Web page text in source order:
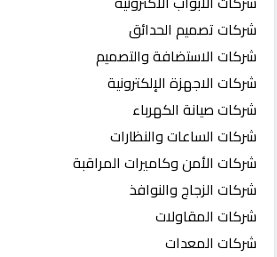
شركات تصميم الحدائق
شركات الاستضافة والتصميم
شركات الاجهزة الإلكترونية
شركات صيانة الكهرباء
شركات الساعات والنظارات
شركات الأمن وكاميرات المراقبة
شركات الزجاج والنوافذ
شركات المقاولات
شركات المعدات